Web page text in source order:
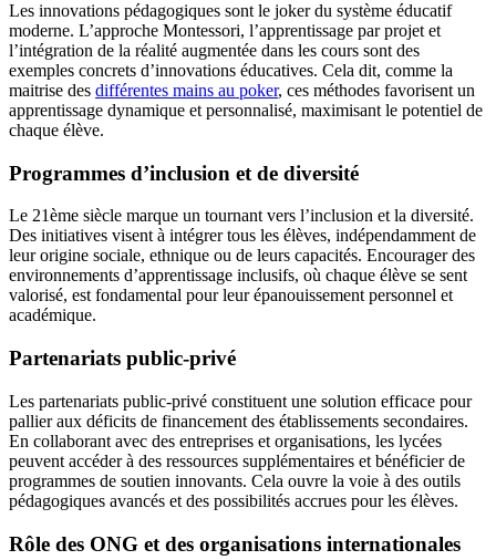
Les innovations pédagogiques sont le joker du système éducatif
moderne. L’approche Montessori, l’apprentissage par projet et
l’intégration de la réalité augmentée dans les cours sont des
exemples concrets d’innovations éducatives. Cela dit, comme la
maitrise des différentes mains au poker, ces méthodes favorisent un
apprentissage dynamique et personnalisé, maximisant le potentiel de
chaque élève.
Programmes d’inclusion et de diversité
Le 21ème siècle marque un tournant vers l’inclusion et la diversité.
Des initiatives visent à intégrer tous les élèves, indépendamment de
leur origine sociale, ethnique ou de leurs capacités. Encourager des
environnements d’apprentissage inclusifs, où chaque élève se sent
valorisé, est fondamental pour leur épanouissement personnel et
académique.
Partenariats public-privé
Les partenariats public-privé constituent une solution efficace pour
pallier aux déficits de financement des établissements secondaires.
En collaborant avec des entreprises et organisations, les lycées
peuvent accéder à des ressources supplémentaires et bénéficier de
programmes de soutien innovants. Cela ouvre la voie à des outils
pédagogiques avancés et des possibilités accrues pour les élèves.
Rôle des ONG et des organisations internationales